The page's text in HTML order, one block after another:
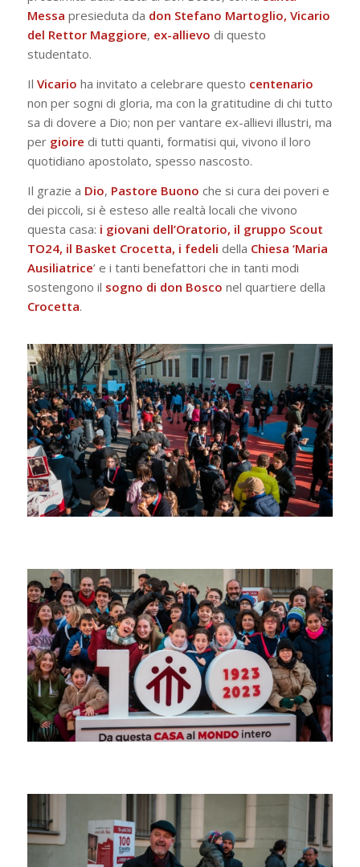
Messa presieduta da don Stefano Martoglio, Vicario
del Rettor Maggiore, ex-allievo di questo
studentato.
Il Vicario ha invitato a celebrare questo centenario
non per sogni di gloria, ma con la gratitudine di chi tutto
sa di dovere a Dio; non per vantare ex-allievi illustri, ma
per gioire di tutti quanti, formatisi qui, vivono il loro
quotidiano apostolato, spesso nascosto.
Il grazie a Dio, Pastore Buono che si cura dei poveri e
dei piccoli, si è esteso alle realtà locali che vivono
questa casa: i giovani dell’Oratorio, il gruppo Scout
TO24, il Basket Crocetta, i fedeli della Chiesa ‘Maria
Ausiliatrice’ e i tanti benefattori che in tanti modi
sostengono il sogno di don Bosco nel quartiere della
Crocetta.